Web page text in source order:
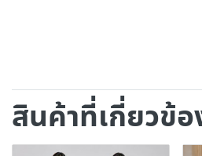
สินค้าที่เกี่ยวข้อ